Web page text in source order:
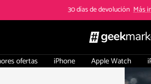
30 días de devolución Más
GeekMarket
ofertas iPhone Apple Watch